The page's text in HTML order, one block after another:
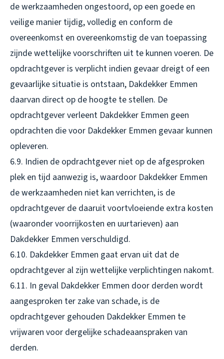
de werkzaamheden ongestoord, op een goede en
veilige manier tijdig, volledig en conform de
overeenkomst en overeenkomstig de van toepassing
zijnde wettelijke voorschriften uit te kunnen voeren. De
opdrachtgever is verplicht indien gevaar dreigt of een
gevaarlijke situatie is ontstaan, Dakdekker Emmen
daarvan direct op de hoogte te stellen. De
opdrachtgever verleent Dakdekker Emmen geen
opdrachten die voor Dakdekker Emmen gevaar kunnen
opleveren.
6.9. Indien de opdrachtgever niet op de afgesproken
plek en tijd aanwezig is, waardoor Dakdekker Emmen
de werkzaamheden niet kan verrichten, is de
opdrachtgever de daaruit voortvloeiende extra kosten
(waaronder voorrijkosten en uurtarieven) aan
Dakdekker Emmen verschuldigd.
6.10. Dakdekker Emmen gaat ervan uit dat de
opdrachtgever al zijn wettelijke verplichtingen nakomt.
6.11. In geval Dakdekker Emmen door derden wordt
aangesproken ter zake van schade, is de
opdrachtgever gehouden Dakdekker Emmen te
vrijwaren voor dergelijke schadeaanspraken van
derden.